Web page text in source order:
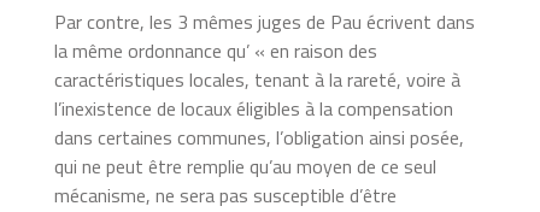
Par contre, les 3 mêmes juges de Pau écrivent dans
la même ordonnance qu’ « en raison des
caractéristiques locales, tenant à la rareté, voire à
l’inexistence de locaux éligibles à la compensation
dans certaines communes, l’obligation ainsi posée,
qui ne peut être remplie qu’au moyen de ce seul
mécanisme, ne sera pas susceptible d’être